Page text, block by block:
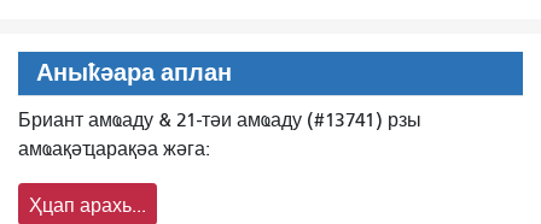
Аныҟәара аплан
Бриант амҩаду & 21-тәи амҩаду (#13741) рзы
амҩақәҵарақәа жәга:
Ҳцап арахь...